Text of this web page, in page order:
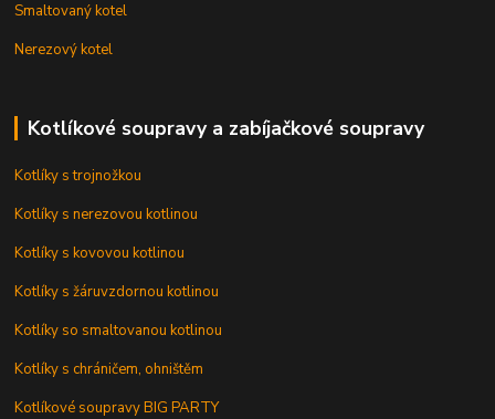
Smaltovaný kotel
Nerezový kotel
Kotlíkové soupravy a zabíjačkové soupravy
Kotlíky s trojnožkou
Kotlíky s nerezovou kotlinou
Kotlíky s kovovou kotlinou
Kotlíky s žáruvzdornou kotlinou
Kotlíky so smaltovanou kotlinou
Kotlíky s chráničem, ohništěm
Kotlíkové soupravy BIG PARTY